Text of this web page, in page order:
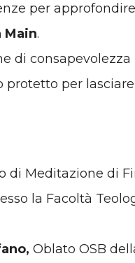
per
Main.
di
protetto per
di Meditazione di
la Facoltà
Oblato OSB